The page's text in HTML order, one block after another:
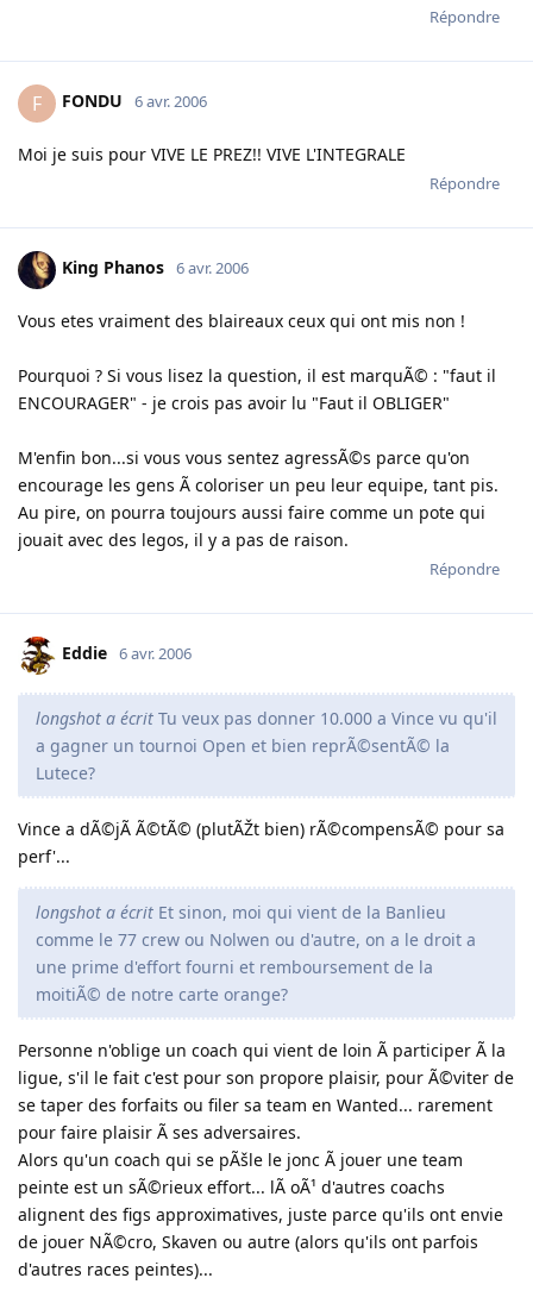
Répondre
F FONDU 6 avr. 2006
Moi je suis pour VIVE LE PREZ!! VIVE L'INTEGRALE
Répondre
King Phanos 6 avr. 2006
Vous etes vraiment des blaireaux ceux qui ont mis non !
Pourquoi ? Si vous lisez la question, il est marquÃ© : "faut il
ENCOURAGER" - je crois pas avoir lu "Faut il OBLIGER"
M'enfin bon...si vous vous sentez agressÃ©s parce qu'on
encourage les gens Ã coloriser un peu leur equipe, tant pis.
Au pire, on pourra toujours aussi faire comme un pote qui
jouait avec des legos, il y a pas de raison.
Répondre
Eddie 6 avr. 2006
longshot a écrit Tu veux pas donner 10.000 a Vince vu qu'il
a gagner un tournoi Open et bien reprÃ©sentÃ© la
Lutece?
Vince a dÃ©jÃ Ã©tÃ© (plutÃŽt bien) rÃ©compensÃ© pour sa
perf'...
longshot a écrit Et sinon, moi qui vient de la Banlieu
comme le 77 crew ou Nolwen ou d'autre, on a le droit a
une prime d'effort fourni et remboursement de la
moitiÃ© de notre carte orange?
Personne n'oblige un coach qui vient de loin Ã participer Ã la
ligue, s'il le fait c'est pour son propore plaisir, pour Ã©viter de
se taper des forfaits ou filer sa team en Wanted... rarement
pour faire plaisir Ã ses adversaires.
Alors qu'un coach qui se pÃšle le jonc Ã jouer une team
peinte est un sÃ©rieux effort... lÃ oÃ¹ d'autres coachs
alignent des figs approximatives, juste parce qu'ils ont envie
de jouer NÃ©cro, Skaven ou autre (alors qu'ils ont parfois
d'autres races peintes)...